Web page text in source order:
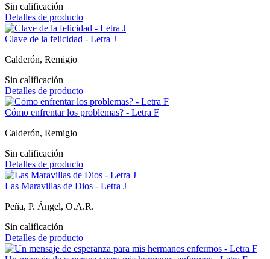
Sin calificación
Detalles de producto
Clave de la felicidad - Letra J
Calderón, Remigio
Sin calificación
Detalles de producto
Cómo enfrentar los problemas? - Letra F
Calderón, Remigio
Sin calificación
Detalles de producto
Las Maravillas de Dios - Letra J
Peña, P. Ángel, O.A.R.
Sin calificación
Detalles de producto